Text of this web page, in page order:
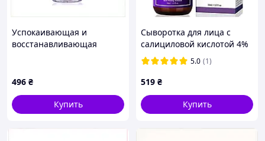
Успокаивающая и
восстанавливающая
Centella Asiatica Recove,
496 ₴
Купить
Сыворотка для лица с
салициловой кислотой 4%
Cos De BAHA S4 Salicylic
Acid BHA Serum 4% 30мл
5.0 (1)
519 ₴
Купить